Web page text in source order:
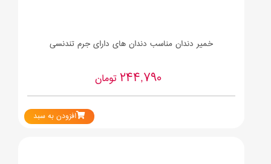
خمیر دندان مناسب دندان های دارای جرم تندنسی
244,790تومان
افزودن به سبد